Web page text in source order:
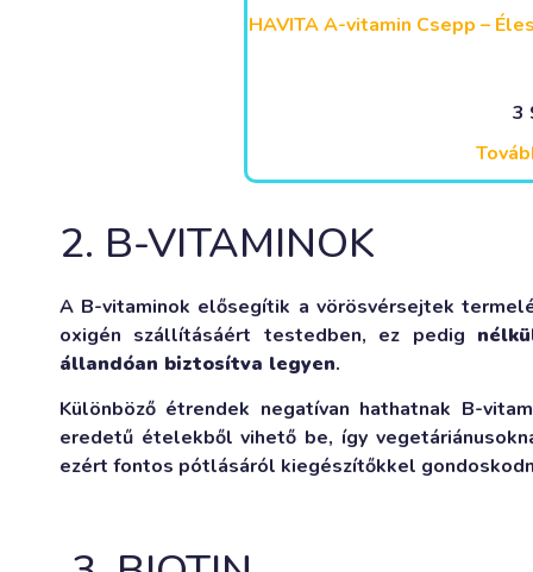
HAVITA A-vitamin Csepp –
3
2. B-VITAMINOK
A B-vitaminok elősegítik a vörösvérsejtek
oxigén szállításáért testedben, ez pedig
állandóan biztosítva legyen.
Különböző étrendek negatívan hathatnak B-
eredetű ételekből vihető be, így
ezért fontos pótlásáról kiegészítőkkel